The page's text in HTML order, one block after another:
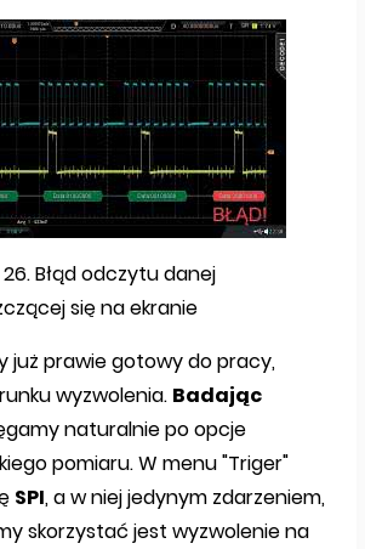
Błąd odczytu danej
się na ekranie
już prawie gotowy do pracy,
wyzwolenia. Badając
naturalnie po opcje
pomiaru. W menu "Triger"
SPI, a w niej jedynym zdarzeniem,
skorzystać jest wyzwolenie na